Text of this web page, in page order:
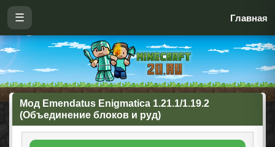
☰ Главная
Мод Emendatus Enigmatica 1.21.1/1.19.2
(Объединение блоков и руд)